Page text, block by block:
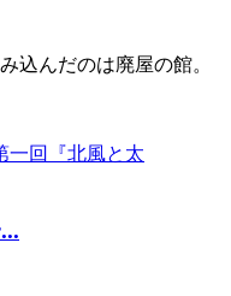
込んだのは廃屋の館。